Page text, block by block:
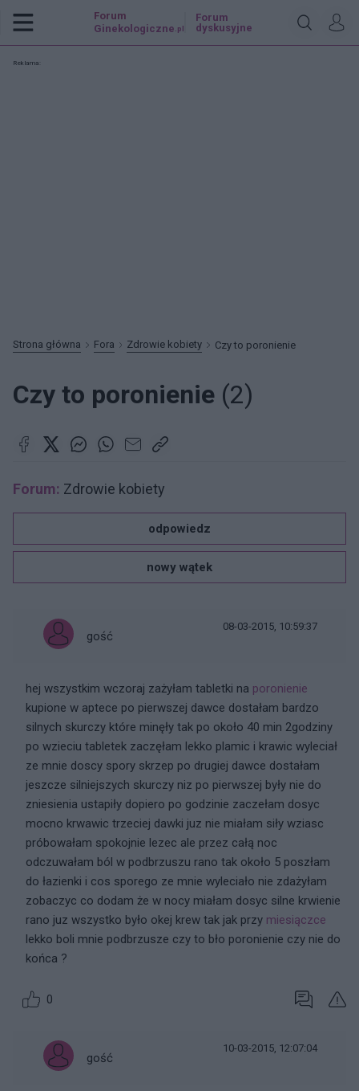
Forum
Ginekologiczne .pl
Forum
dyskusyjne
Reklama:
Strona główna Fora Zdrowie kobiety Czy to poronienie
Czy to poronienie (2)
Forum: Zdrowie kobiety
odpowiedz
nowy wątek
gość
08-03-2015, 10:59:37
hej wszystkim wczoraj zażyłam tabletki na poronienie
kupione w aptece po pierwszej dawce dostałam bardzo
silnych skurczy które minęły tak po około 40 min 2godziny
po wzieciu tabletek zaczęłam lekko plamic i krawic wyleciał
ze mnie doscy spory skrzep po drugiej dawce dostałam
jeszcze silniejszych skurczy niz po pierwszej były nie do
zniesienia ustapiły dopiero po godzinie zaczełam dosyc
mocno krwawic trzeciej dawki juz nie miałam siły wziasc
próbowałam spokojnie lezec ale przez całą noc
odczuwałam ból w podbrzuszu rano tak około 5 poszłam
do łazienki i cos sporego ze mnie wyleciało nie zdażyłam
zobaczyc co dodam że w nocy miałam dosyc silne krwienie
rano juz wszystko było okej krew tak jak przy miesiączce
lekko boli mnie podbrzusze czy to bło poronienie czy nie do
końca ?
0
gość
10-03-2015, 12:07:04